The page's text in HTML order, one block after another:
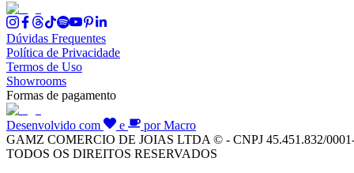
Dúvidas Frequentes
Política de Privacidade
Termos de Uso
Showrooms
Formas de pagamento
Desenvolvido com e
por Macro
GAMZ COMERCIO DE JOIAS LTDA © - CNPJ 45.451.832/
TODOS OS DIREITOS RESERVADOS